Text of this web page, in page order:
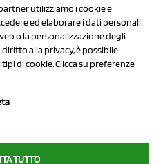
Policy
Policy
Siamo
srl - All rights reserved
utilizziamo i cookie e
ed elaborare i dati personali
o la personalizzazione degli
alla privacy, è possibile
di cookie. Clicca su preferenze
TUTTO